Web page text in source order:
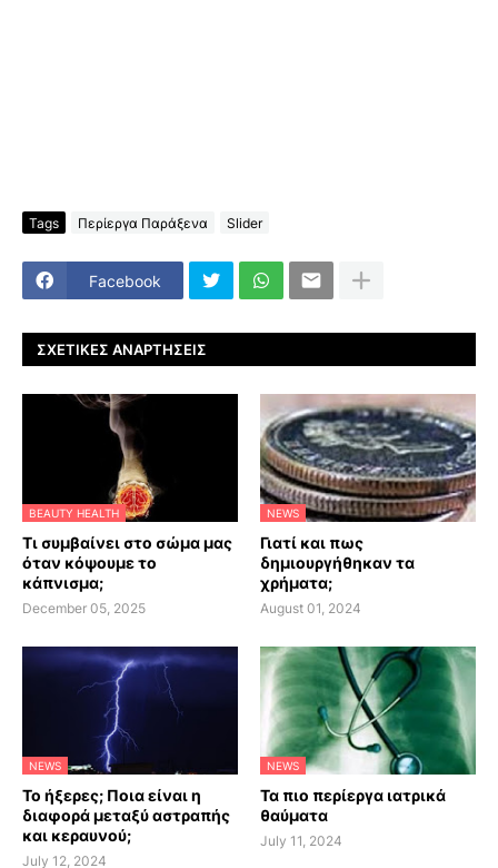
Tags Περίεργα Παράξενα Slider
Facebook
ΣΧΕΤΙΚΈΣ ΑΝΑΡΤΉΣΕΙΣ
BEAUTY HEALTH
Τι συμβαίνει στο σώμα μας
όταν κόψουμε το
κάπνισμα;
December 05, 2025
NEWS
Γιατί και πως
δημιουργήθηκαν τα
χρήματα;
August 01, 2024
NEWS
Το ήξερες; Ποια είναι η
διαφορά μεταξύ αστραπής
και κεραυνού;
July 12, 2024
NEWS
Τα πιο περίεργα ιατρικά
θαύματα
July 11, 2024